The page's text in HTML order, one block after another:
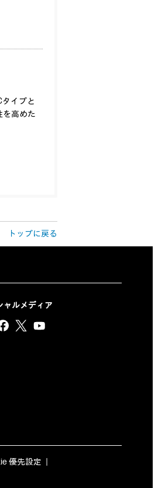
イプと
を高めた
トップに戻る
ャルメディア
優先設定